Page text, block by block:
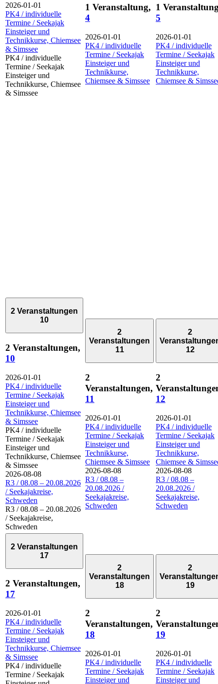
2026-01-01
PK4 / individuelle
Termine / Seekajak
Einsteiger und
Technikkurse, Chiemsee
& Simssee
PK4 / individuelle
Termine / Seekajak
Einsteiger und
Technikkurse, Chiemsee
& Simssee
1 Veranstaltung,
4
2026-01-01
PK4 / individuelle
Termine / Seekajak
Einsteiger und
Technikkurse,
Chiemsee & Simssee
1
5
2026-01-01
PK4 / individuelle
Termine / Seekajak
Einsteiger und
Technikkurse,
Chiemsee &
2 Veranstaltungen
10
2 Veranstaltungen,
10
2026-01-01
PK4 / individuelle
Termine / Seekajak
Einsteiger und
Technikkurse, Chiemsee
& Simssee
PK4 / individuelle
Termine / Seekajak
Einsteiger und
Technikkurse, Chiemsee
& Simssee
2026-08-08
R3 / 08.08 – 20.08.2026
/ Seekajakreise,
Schweden
R3 / 08.08 – 20.08.2026
/ Seekajakreise,
Schweden
2
Veranstaltungen
11
2
Veranstaltungen,
11
2026-01-01
PK4 / individuelle
Termine / Seekajak
Einsteiger und
Technikkurse,
Chiemsee & Simssee
2026-08-08
R3 / 08.08 –
20.08.2026 /
Seekajakreise,
Schweden
2
12
2
12
2026-01-01
PK4 / individuelle
Termine / Seekajak
Einsteiger und
Technikkurse,
Chiemsee &
2026-08-08
R3 / 08.08 –
20.08.2026 /
Seekajakreise,
Schweden
2 Veranstaltungen
17
2 Veranstaltungen,
17
2026-01-01
PK4 / individuelle
Termine / Seekajak
Einsteiger und
Technikkurse, Chiemsee
& Simssee
PK4 / individuelle
Termine / Seekajak
2
Veranstaltungen
18
2
Veranstaltungen,
18
2026-01-01
PK4 / individuelle
Termine / Seekajak
Einsteiger und
2
19
2
19
2026-01-01
PK4 / individuelle
Termine / Seekajak
Einsteiger und